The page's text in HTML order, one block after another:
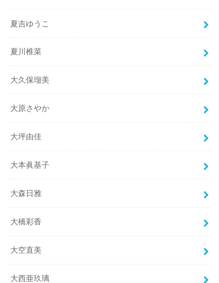
夏吉ゆうこ
夏川椎菜
大久保瑠美
大原さやか
大坪由佳
大本眞基子
大森日雅
大橋彩香
大空直美
大西亜玖璃